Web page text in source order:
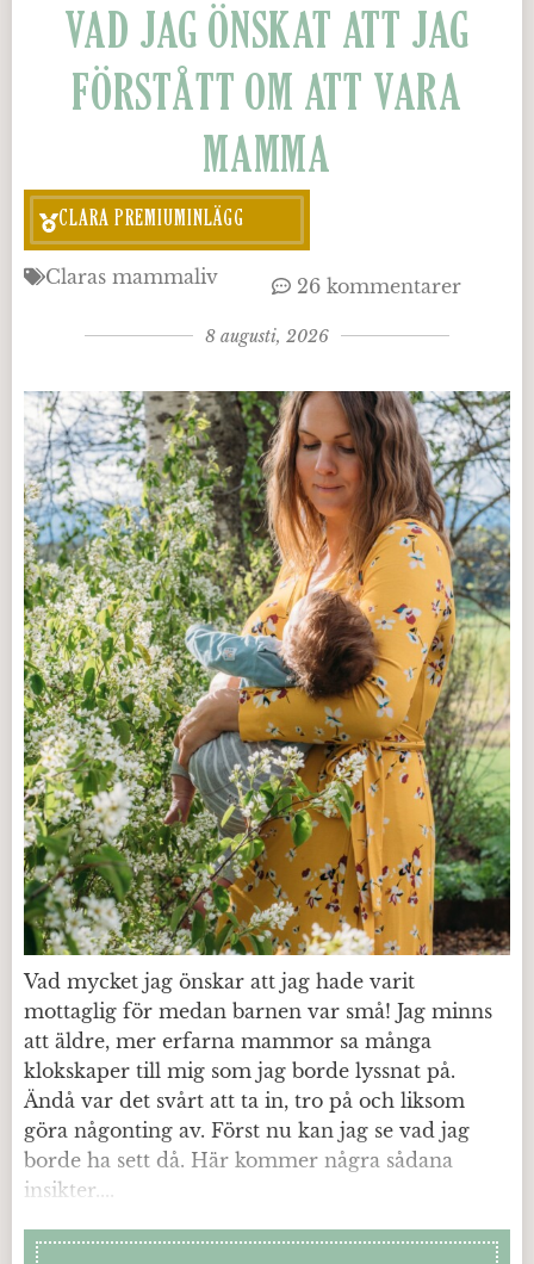
VAD JAG ÖNSKAT ATT JAG
FÖRSTÅTT OM ATT VARA
MAMMA
CLARA PREMIUMINLÄGG
Claras mammaliv 26 kommentarer
8 augusti, 2026
Vad mycket jag önskar att jag hade varit
mottaglig för medan barnen var små! Jag minns
att äldre, mer erfarna mammor sa många
klokskaper till mig som jag borde lyssnat på.
Ändå var det svårt att ta in, tro på och liksom
göra någonting av. Först nu kan jag se vad jag
borde ha sett då. Här kommer några sådana
insikter....